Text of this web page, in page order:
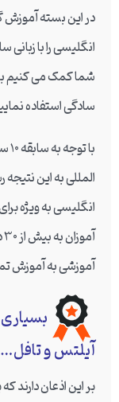
در این بسته آموزش
انگلیسی را با
شما کمک می کنیم
سادگی استفاده
المللی به این
انگلیسی به ویژه
آموزشی به آموزش
آیلتس و تافل…
بر این اذعان